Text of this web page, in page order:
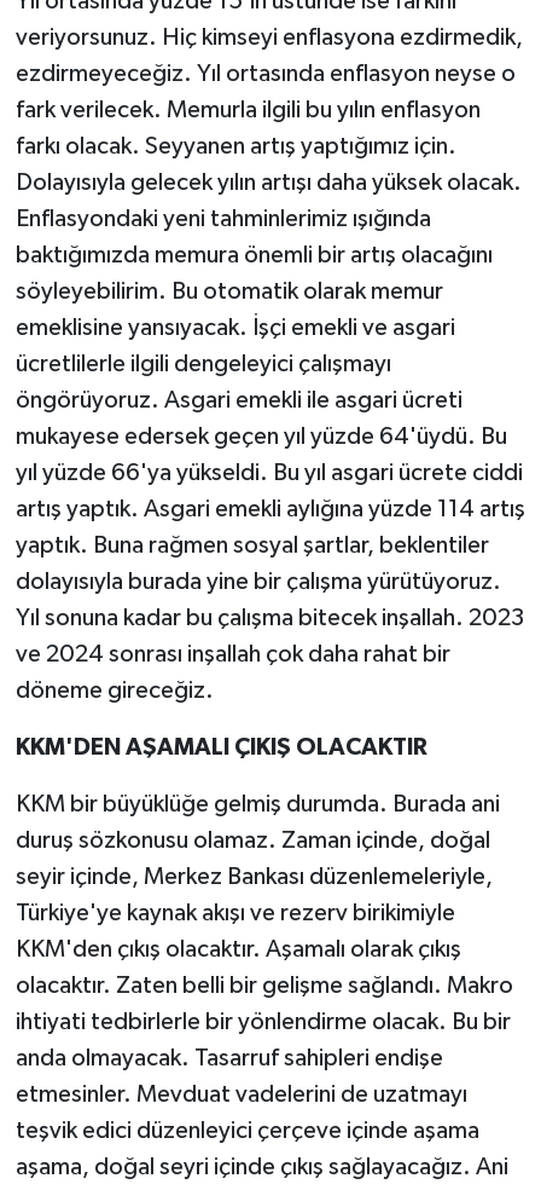
veriyorsunuz. Hiç kimseyi enflasyona ezdirmedik,
ezdirmeyeceğiz. Yıl ortasında enflasyon neyse o
fark verilecek. Memurla ilgili bu yılın enflasyon
farkı olacak. Seyyanen artış yaptığımız için.
Dolayısıyla gelecek yılın artışı daha yüksek olacak.
Enflasyondaki yeni tahminlerimiz ışığında
baktığımızda memura önemli bir artış olacağını
söyleyebilirim. Bu otomatik olarak memur
emeklisine yansıyacak. İşçi emekli ve asgari
ücretlilerle ilgili dengeleyici çalışmayı
öngörüyoruz. Asgari emekli ile asgari ücreti
mukayese edersek geçen yıl yüzde 64'üydü. Bu
yıl yüzde 66'ya yükseldi. Bu yıl asgari ücrete ciddi
artış yaptık. Asgari emekli aylığına yüzde 114 artış
yaptık. Buna rağmen sosyal şartlar, beklentiler
dolayısıyla burada yine bir çalışma yürütüyoruz.
Yıl sonuna kadar bu çalışma bitecek inşallah. 2023
ve 2024 sonrası inşallah çok daha rahat bir
döneme gireceğiz.
KKM'DEN AŞAMALI ÇIKIŞ OLACAKTIR
KKM bir büyüklüğe gelmiş durumda. Burada ani
duruş sözkonusu olamaz. Zaman içinde, doğal
seyir içinde, Merkez Bankası düzenlemeleriyle,
Türkiye'ye kaynak akışı ve rezerv birikimiyle
KKM'den çıkış olacaktır. Aşamalı olarak çıkış
olacaktır. Zaten belli bir gelişme sağlandı. Makro
ihtiyati tedbirlerle bir yönlendirme olacak. Bu bir
anda olmayacak. Tasarruf sahipleri endişe
etmesinler. Mevduat vadelerini de uzatmayı
teşvik edici düzenleyici çerçeve içinde aşama
aşama, doğal seyri içinde çıkış sağlayacağız. Ani